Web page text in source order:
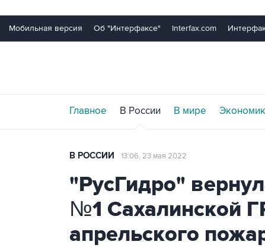
Мобильная версия Об "Интерфаксе" Interfax.com
Главное В России В мире
В РОССИИ 13:06, 23 мая 2022
"РусГидро"
№1 Сахалинской
апрельского